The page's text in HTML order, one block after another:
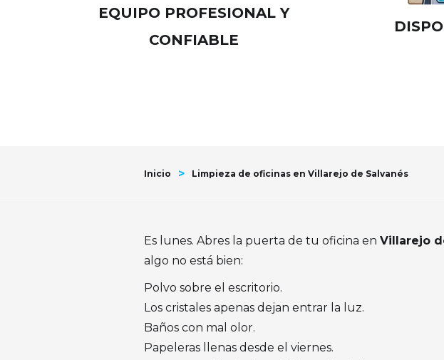
EQUIPO PROFESIONAL Y
CONFIABLE
Inicio > Limpieza de oficinas en Villarejo de Salvanés
Es lunes. Abres la puerta de tu oficina en Villarejo
algo no está bien:
Polvo sobre el escritorio.
Los cristales apenas dejan entrar la luz.
Baños con mal olor.
Papeleras llenas desde el viernes.